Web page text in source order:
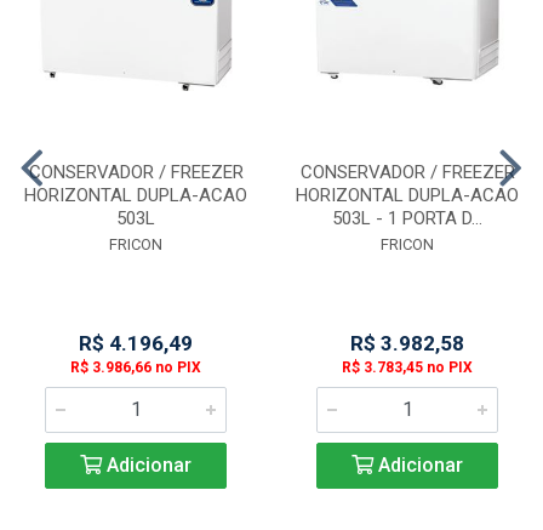
CONSERVADOR / FREEZER
HORIZONTAL DUPLA-ACAO
503L
FRICON
R$ 4.196,49
R$ 3.986,66 no PIX
Adicionar
CONSERVADOR / FREEZER
HORIZONTAL DUPLA-ACAO
503L - 1 PORTA D...
FRICON
R$ 3.982,58
R$ 3.783,45 no PIX
Adicionar